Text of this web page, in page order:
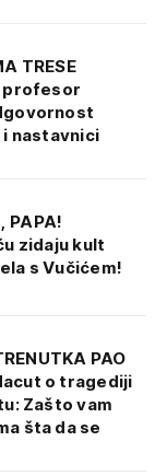
TRESE
profesor
nastavnici
PAPA!
zidaju kult
s Vučićem!
PAO
o tragediji
Zašto vam
šta da se